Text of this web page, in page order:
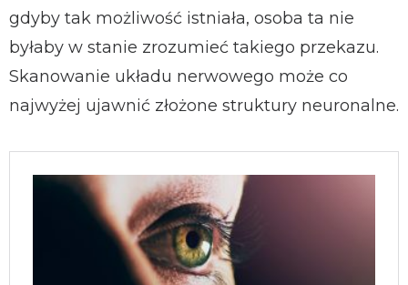
gdyby tak możliwość istniała, osoba ta nie
byłaby w stanie zrozumieć takiego przekazu.
Skanowanie układu nerwowego może co
najwyżej ujawnić złożone struktury neuronalne.